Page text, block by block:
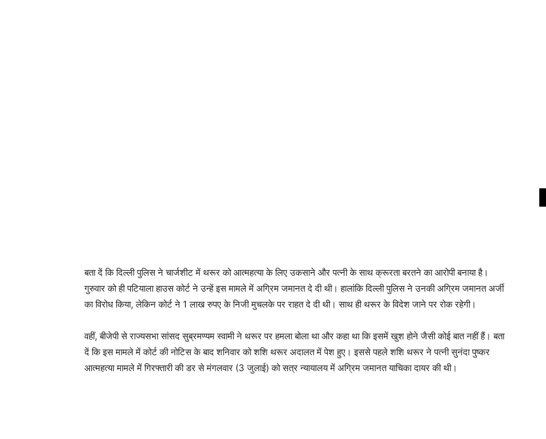
बता दें कि दिल्ली पुलिस ने चार्जशीट में थरूर को आत्महत्या के लिए उकसाने और पत्नी के साथ क्रूरता बरतने का आरोपी बनाया है।
गुरुवार को ही पटियाला हाउस कोर्ट ने उन्हें इस मामले में अग्रिम जमानत दे दी थी। हालांकि दिल्ली पुलिस ने उनकी अग्रिम जमानत अर्जी
का विरोध किया, लेकिन कोर्ट ने 1 लाख रुपए के निजी मुचलके पर राहत दे दी थी। साथ ही थरूर के विदेश जाने पर रोक रहेगी।
वहीं, बीजेपी से राज्यसभा सांसद सुब्रमण्यम स्वामी ने थरूर पर हमला बोला था और कहा था कि इसमें खुश होने जैसी कोई बात नहीं हैं। बता
दें कि इस मामले में कोर्ट की नोटिस के बाद शनिवार को शशि थरूर अदालत में पेश हुए। इससे पहले शशि थरूर ने पत्नी सुनंदा पुष्कर
आत्महत्या मामले में गिरफ्तारी की डर से मंगलवार (3 जुलाई) को सत्र न्यायालय में अग्रिम जमानत याचिका दायर की थी।